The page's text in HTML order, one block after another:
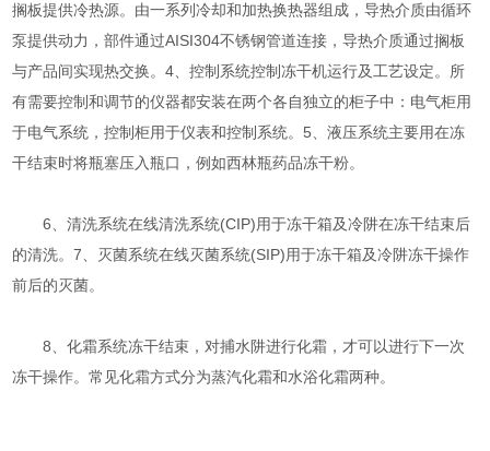
搁板提供冷热源。由一系列冷却和加热换热器组成，导热介质由循环
泵提供动力，部件通过AISI304不锈钢管道连接，导热介质通过搁板
与产品间实现热交换。4、控制系统控制冻干机运行及工艺设定。所
有需要控制和调节的仪器都安装在两个各自独立的柜子中：电气柜用
于电气系统，控制柜用于仪表和控制系统。5、液压系统主要用在冻
干结束时将瓶塞压入瓶口，例如西林瓶药品冻干粉。
6、清洗系统在线清洗系统(CIP)用于冻干箱及冷阱在冻干结束后
的清洗。7、灭菌系统在线灭菌系统(SIP)用于冻干箱及冷阱冻干操作
前后的灭菌。
8、化霜系统冻干结束，对捕水阱进行化霜，才可以进行下一次
冻干操作。常见化霜方式分为蒸汽化霜和水浴化霜两种。